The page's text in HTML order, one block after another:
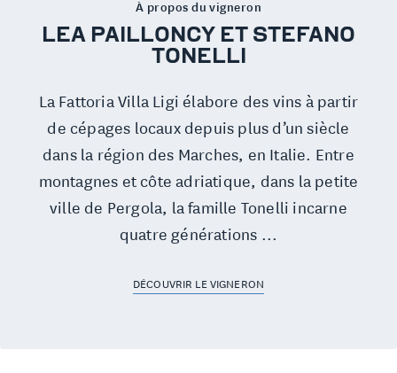
À propos du vigneron
LEA PAILLONCY ET STEFANO
TONELLI
La Fattoria Villa Ligi élabore des vins à partir
de cépages locaux depuis plus d’un siècle
dans la région des Marches, en Italie. Entre
montagnes et côte adriatique, dans la petite
ville de Pergola, la famille Tonelli incarne
quatre générations ...
DÉCOUVRIR LE VIGNERON